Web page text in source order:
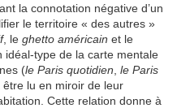
la connotation négative d’un
le territoire « des autres »
, le ghetto américain et le
idéal-type de la carte mentale
(le Paris quotidien le Paris
être lu en miroir de leur
Cette relation donne à